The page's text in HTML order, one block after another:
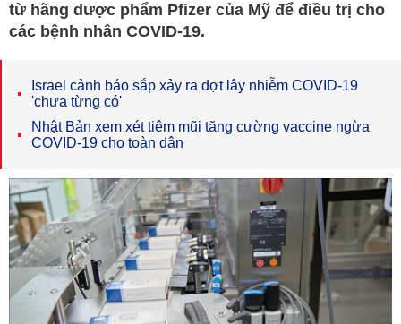
từ hãng dược phẩm Pfizer của Mỹ để điều trị cho
các bệnh nhân COVID-19.
Israel cảnh báo sắp xảy ra đợt lây nhiễm COVID-19
'chưa từng có'
Nhật Bản xem xét tiêm mũi tăng cường vaccine ngừa
COVID-19 cho toàn dân